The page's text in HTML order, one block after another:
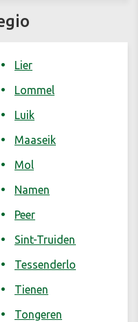
Lier
Lommel
Luik
Maaseik
Mol
Namen
Peer
Sint-Truiden
Tessenderlo
Tienen
Tongeren